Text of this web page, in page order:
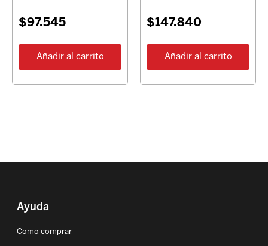
$97.545
Añadir al carrito
$147.840
Añadir al carrito
Ayuda
Como comprar